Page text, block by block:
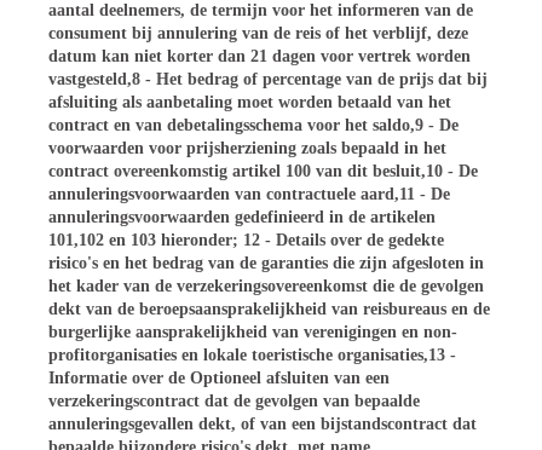
aantal deelnemers, de termijn voor het informeren van de
consument bij annulering van de reis of het verblijf, deze
datum kan niet korter dan 21 dagen voor vertrek worden
vastgesteld,8 - Het bedrag of percentage van de prijs dat bij
afsluiting als aanbetaling moet worden betaald van het
contract en van debetalingsschema voor het saldo,9 - De
voorwaarden voor prijsherziening zoals bepaald in het
contract overeenkomstig artikel 100 van dit besluit,10 - De
annuleringsvoorwaarden van contractuele aard,11 - De
annuleringsvoorwaarden gedefinieerd in de artikelen
101,102 en 103 hieronder; 12 - Details over de gedekte
risico's en het bedrag van de garanties die zijn afgesloten in
het kader van de verzekeringsovereenkomst die de gevolgen
dekt van de beroepsaansprakelijkheid van reisbureaus en de
burgerlijke aansprakelijkheid van verenigingen en non-
profitorganisaties en lokale toeristische organisaties,13 -
Informatie over de Optioneel afsluiten van een
verzekeringscontract dat de gevolgen van bepaalde
annuleringsgevallen dekt, of van een bijstandscontract dat